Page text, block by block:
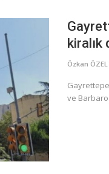
kiralık
Özkan ÖZEL
Gayrettepe
ve